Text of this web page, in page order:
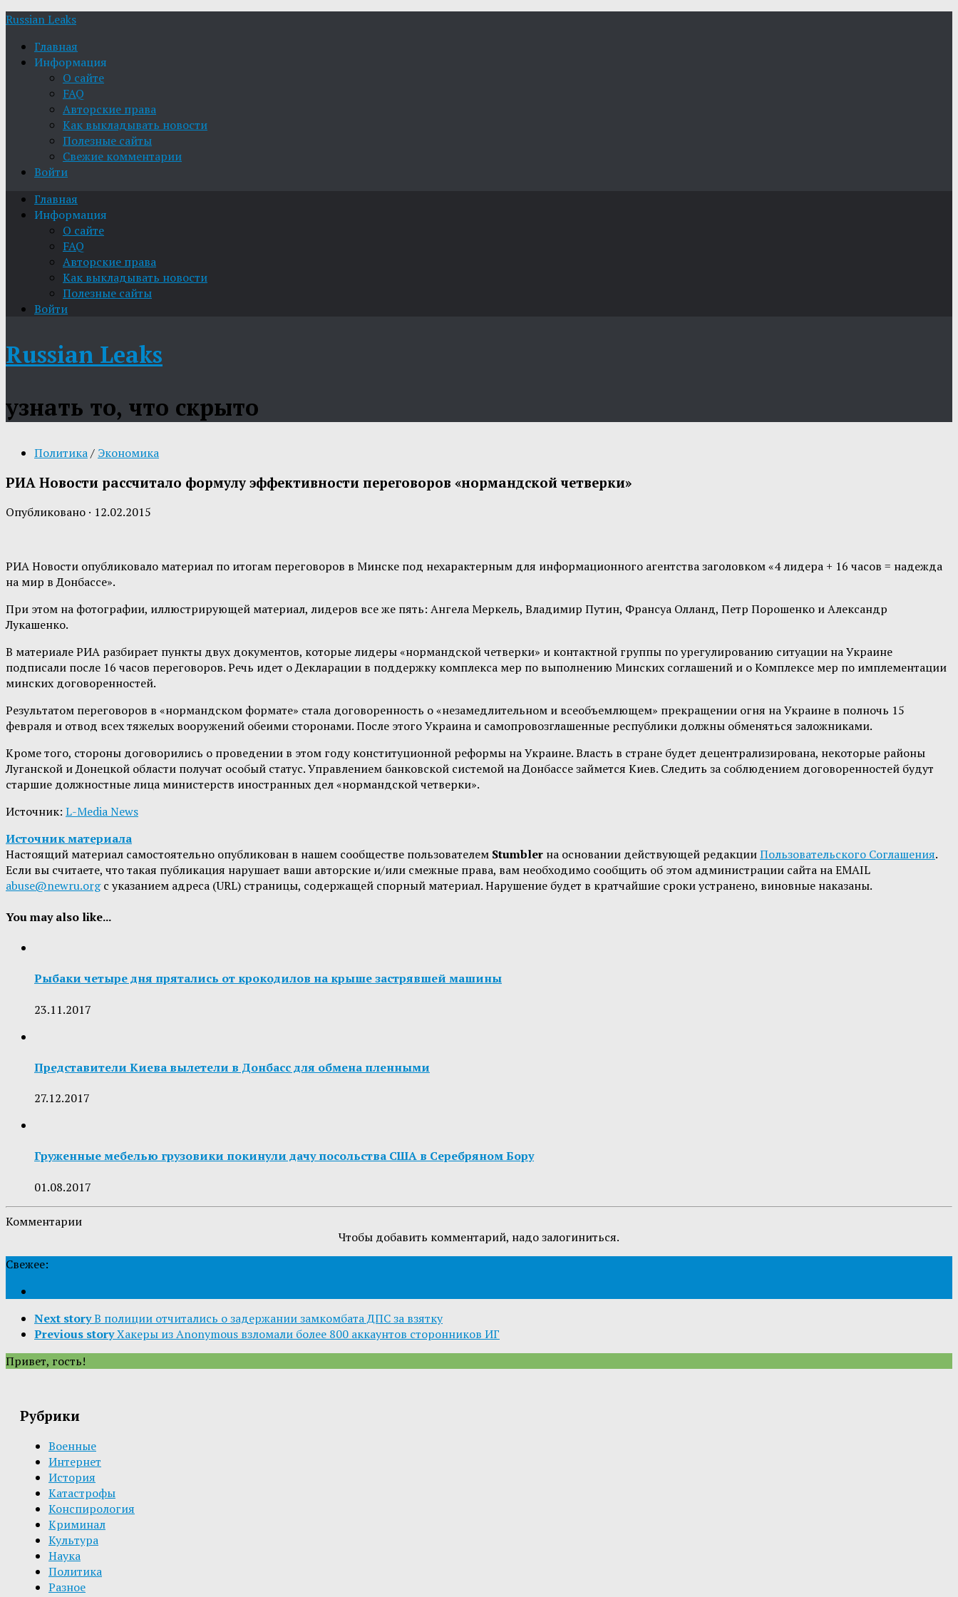
Russian Leaks
Главная
Информация
О сайте
FAQ
Авторские права
Как выкладывать новости
Полезные сайты
Свежие комментарии
Войти
Главная
Информация
О сайте
FAQ
Авторские права
Как выкладывать новости
Полезные сайты
Войти
Russian Leaks
узнать то, что скрыто
Политика/ Экономика
РИА Новости рассчитало формулу эффективности переговоров «нормандской четверки»
Опубликовано · 12.02.2015
РИА Новости опубликовало материал по итогам переговоров в Минске под нехарактерным для информационного агентства заголовком «4 лидера + 16 часов = надежда
на мир в Донбассе».
При этом на фотографии, иллюстрирующей материал, лидеров все же пять: Ангела Меркель, Владимир Путин, Франсуа Олланд, Петр Порошенко и Александр
Лукашенко.
В материале РИА разбирает пункты двух документов, которые лидеры «нормандской четверки» и контактной группы по урегулированию ситуации на Украине
подписали после 16 часов переговоров. Речь идет о Декларации в поддержку комплекса мер по выполнению Минских соглашений и о Комплексе мер по имплементации
минских договоренностей.
Результатом переговоров в «нормандском формате» стала договоренность о «незамедлительном и всеобъемлющем» прекращении огня на Украине в полночь 15
февраля и отвод всех тяжелых вооружений обеими сторонами. После этого Украина и самопровозглашенные республики должны обменяться заложниками.
Кроме того, стороны договорились о проведении в этом году конституционной реформы на Украине. Власть в стране будет децентрализирована, некоторые районы
Луганской и Донецкой области получат особый статус. Управлением банковской системой на Донбассе займется Киев. Следить за соблюдением договоренностей будут
старшие должностные лица министерств иностранных дел «нормандской четверки».
Источник: L-Media News
Источник материала
Настоящий материал самостоятельно опубликован в нашем сообществе пользователем Stumbler на основании действующей редакцииПользовательского Соглашения.
Если вы считаете, что такая публикация нарушает ваши авторские и/или смежные права, вам необходимо сообщить об этом администрации сайта на EMAIL
abuse@newru.orgс указанием адреса (URL) страницы, содержащей спорный материал. Нарушение будет в кратчайшие сроки устранено, виновные наказаны.
You may also like...
Рыбаки четыре дня прятались от крокодилов на крыше застрявшей машины
23.11.2017
Представители Киева вылетели в Донбасс для обмена пленными
27.12.2017
Груженные мебелью грузовики покинули дачу посольства США в Серебряном Бору
01.08.2017
Комментарии
Чтобы добавить комментарий, надо залогиниться.
Свежее:
Next storyВ полиции отчитались о задержании замкомбата ДПС за взятку
Previous storyХакеры из Anonymous взломали более 800 аккаунтов сторонников ИГ
Привет, гость!
Рубрики
Военные
Интернет
История
Катастрофы
Конспирология
Криминал
Культура
Наука
Политика
Разное